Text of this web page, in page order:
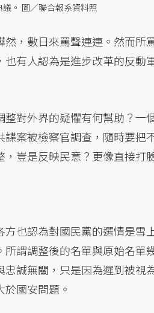
。 圖／聯合報系資料照
，數日來罵聲連連。然而所
有人認為是進步改革的反動
對外界的疑懼有何幫助？一
案被檢察官調查，隨時要把
豈是反映民意？更像直接打
也認為對國民黨的選情是雪
謂調整後的名單與原始名單
誠無關，只是因為遲到被視
國安問題。